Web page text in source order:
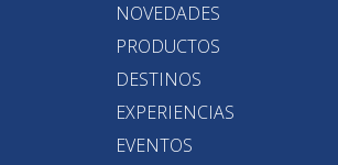
NOVEDADES
PRODUCTOS
DESTINOS
EXPERIENCIAS
EVENTOS